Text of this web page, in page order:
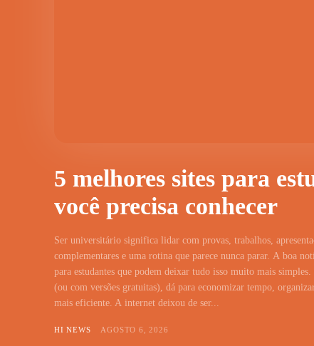
5 melhores sites para
você precisa conhecer
Ser universitário significa lidar com provas, trabalhos,
complementares e uma rotina que parece nunca parar. A boa
para estudantes que podem deixar tudo isso muito mais
(ou com versões gratuitas), dá para economizar tempo,
mais eficiente. A internet deixou de ser...
HI NEWS AGOSTO 6, 2026